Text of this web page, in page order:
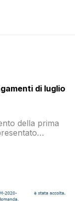
di luglio
della prima